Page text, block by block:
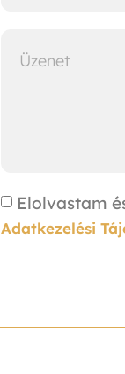
Elolvastam
Adatkezelési